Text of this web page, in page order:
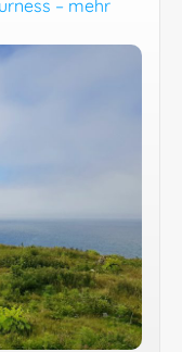
– mehr